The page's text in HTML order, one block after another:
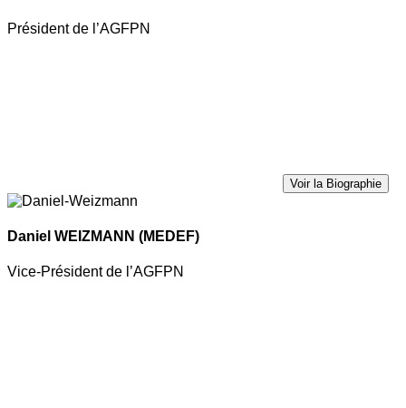
Président de l’AGFPN
Voir la Biographie
Daniel WEIZMANN (MEDEF)
Vice-Président de l’AGFPN